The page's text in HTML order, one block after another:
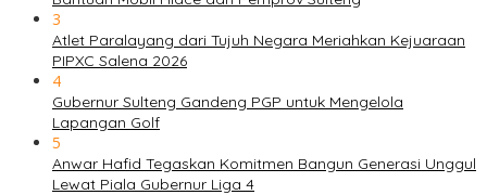
3
Atlet Paralayang dari Tujuh Negara Meriahkan Kejuaraan
PIPXC Salena 2026
4
Gubernur Sulteng Gandeng PGP untuk Mengelola
Lapangan Golf
5
Anwar Hafid Tegaskan Komitmen Bangun Generasi Unggul
Lewat Piala Gubernur Liga 4